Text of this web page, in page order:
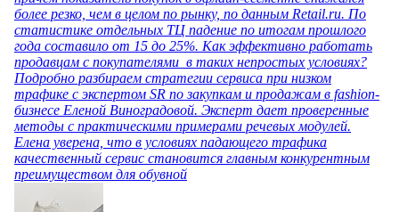
более резко, чем в целом по рынку, по данным Retail.ru. По
статистике отдельных ТЦ падение по итогам прошлого
года составило от 15 до 25%. Как эффективно работать
продавцам с покупателями в таких непростых условиях?
Подробно разбираем стратегии сервиса при низком
трафике с экспертом SR по закупкам и продажам в fashion-
бизнесе Еленой Виноградовой. Эксперт дает проверенные
методы с практическими примерами речевых модулей.
Елена уверена, что в условиях падающего трафика
качественный сервис становится главным конкурентным
преимуществом для обувной